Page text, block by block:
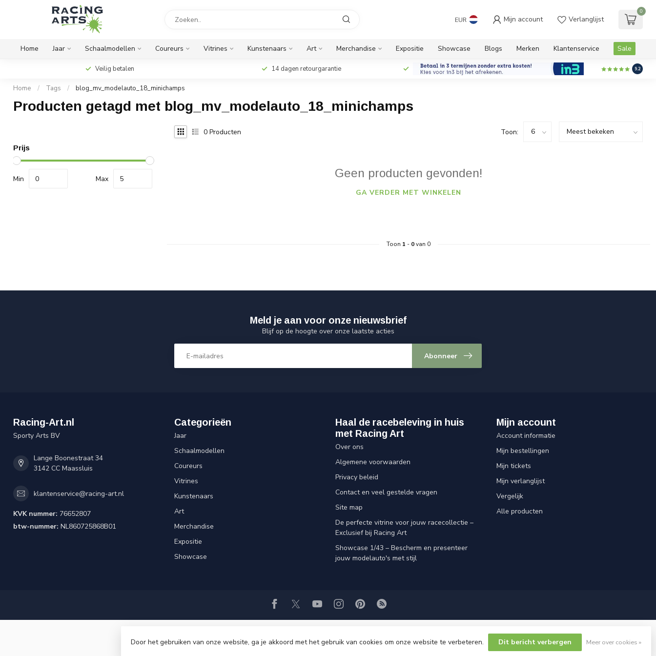
EUR Mijn account Verlanglijst
0
Home Jaar Schaalmodellen Coureurs Vitrines Kunstenaars Art Merchandise Expositie Showcase Blogs Merken Klantenservice Sale
Veilig betalen 14 dagen retourgarantie 9.2
Home / Tags / blog_mv_modelauto_18_minichamps
Producten getagd met blog_mv_modelauto_18_minichamps
Prijs
Min Max
0 Producten Toon:
Geen producten gevonden!
GA VERDER MET WINKELEN
Toon 1 - 0van 0
Meld je aan voor onze nieuwsbrief
Blijf op de hoogte over onze laatste acties
Abonneer
Racing-Art.nl
Sporty Arts BV
Lange Boonestraat 34
3142 CC Maassluis
klantenservice@racing-art.nl
KVK nummer: 76652807
btw-nummer: NL860725868B01
Categorieën
Jaar
Schaalmodellen
Coureurs
Vitrines
Kunstenaars
Art
Merchandise
Expositie
Showcase
Haal de racebeleving in huis
met Racing Art
Over ons
Algemene voorwaarden
Privacy beleid
Contact en veel gestelde vragen
Site map
De perfecte vitrine voor jouw racecollectie –
Exclusief bij Racing Art
Showcase 1/43 – Bescherm en presenteer
jouw modelauto's met stijl
Mijn account
Account informatie
Mijn bestellingen
Mijn tickets
Mijn verlanglijst
Vergelijk
Alle producten
© Copyright 2026 Racing-Art.nl
Door het gebruiken van onze website, ga je akkoord met het gebruik van cookies om onze website te verbeteren. Dit bericht verbergen Meer over cookies »